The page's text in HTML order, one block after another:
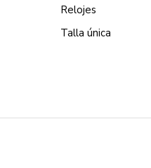
Relojes
Talla única